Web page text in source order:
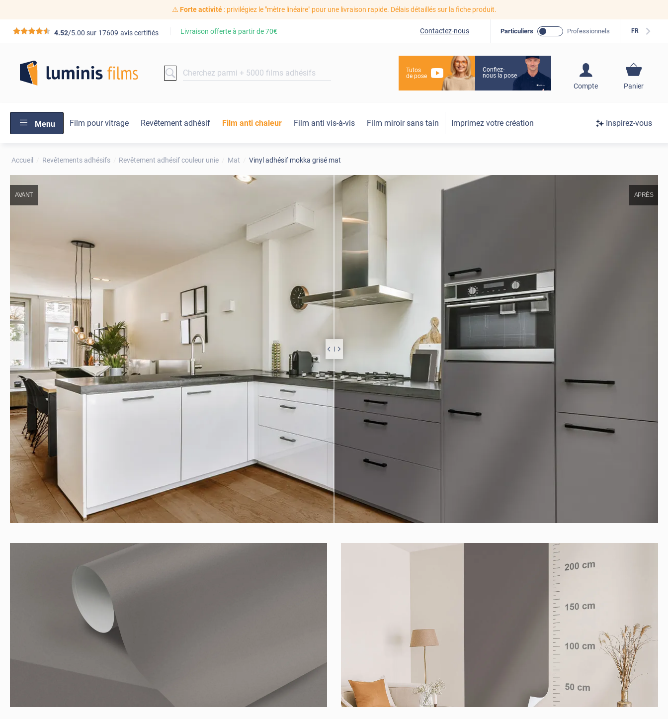
⚠️ Forte activité: privilégiez le "mètre linéaire" pour une livraison rapide. Délais détaillés sur la fiche produit.
*****4.52/5.00 sur 17609 avis certifiés Livraison offerte à partir de70€ Contactez-nous Particuliers Professionnels FR
Tutos
de pose
Confiez-
nous la pose
Compte
S'inscrire / Se
Panier
Menu Film pour vitrage Revêtement adhésif Film anti chaleur Film anti vis-à-vis Film miroir sans tain Imprimez votre création Inspirez-vous
Accueil Revêtements adhésifs Revêtement adhésif couleur unie Mat Vinyl adhésif mokka grisé mat
AVANT APRÈS